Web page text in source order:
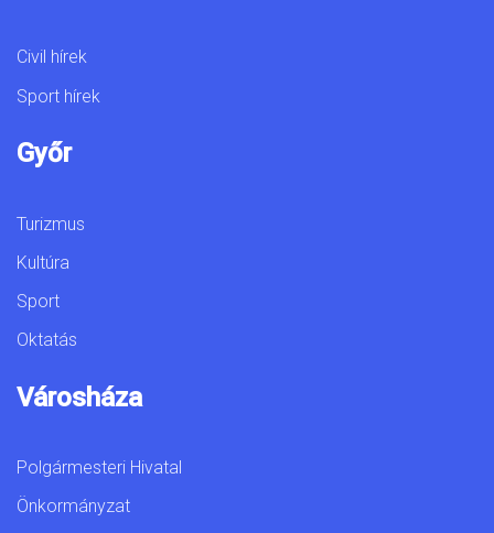
Civil hírek
Sport hírek
Győr
Turizmus
Kultúra
Sport
Oktatás
Városháza
Polgármesteri Hivatal
Önkormányzat